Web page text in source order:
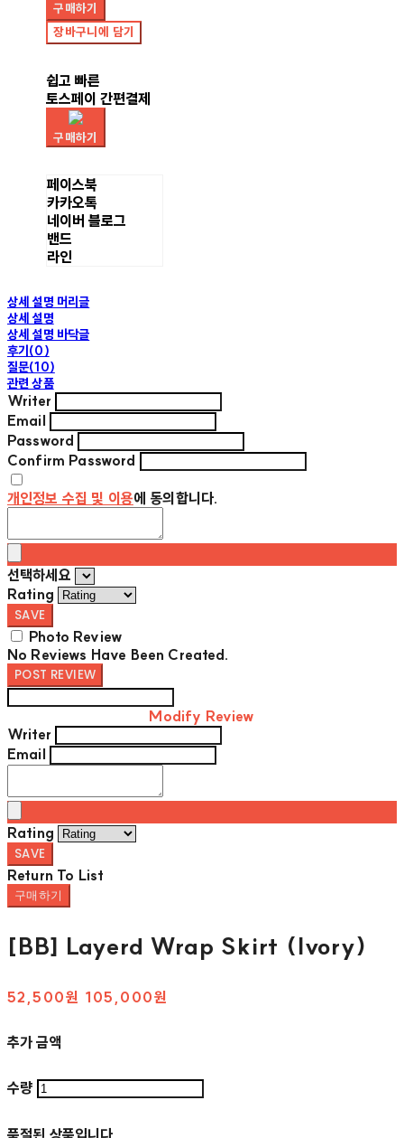
구매하기
장바구니에 담기
쉽고 빠른
토스페이 간편결제
구매하기
페이스북
카카오톡
네이버 블로그
밴드
라인
상세 설명 머리글
상세 설명
상세 설명 바닥글
후기(0)
질문(10)
관련 상품
Writer
Email
Password
Confirm Password
개인정보 수집 및 이용에 동의합니다.
선택하세요
Rating
SAVE
Photo Review
No Reviews Have Been Created.
POST REVIEW
Modify Review
Writer
Email
Rating
SAVE
Return To List
구매하기
[BB] Layerd Wrap Skirt (Ivory)
52,500원 105,000원
추가 금액
수량